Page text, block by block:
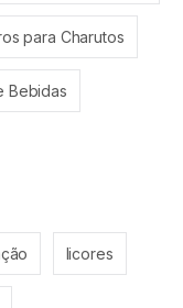
para Charutos
Bebidas
licores